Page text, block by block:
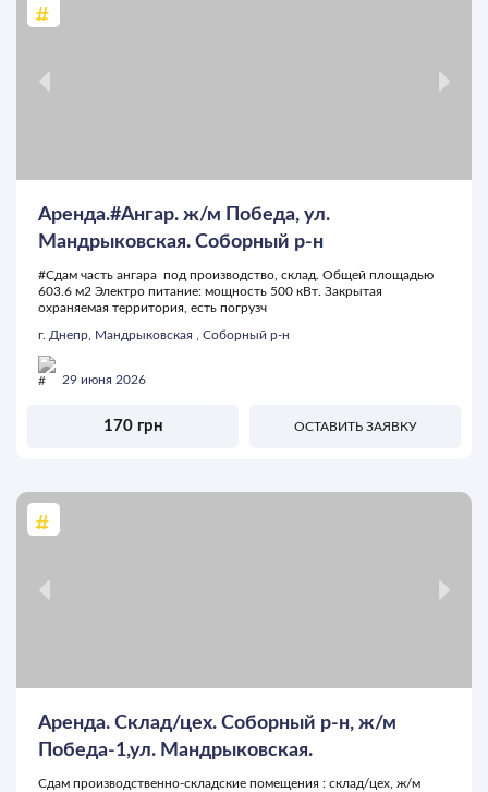
Аренда.#Ангар. ж/м Победа, ул.
Мандрыковская. Соборный р-н
#Сдам часть ангара под производство, склад. Общей площадью
603.6 м2 Электро питание: мощность 500 кВт. Закрытая
охраняемая территория, есть погрузч
г. Днепр, Мандрыковская , Соборный р-н
29 июня 2026
170 грн ОСТАВИТЬ ЗАЯВКУ
Аренда. Склад/цех. Соборный р-н, ж/м
Победа-1,ул. Мандрыковская.
Сдам производственно-складские помещения : склад/цех, ж/м